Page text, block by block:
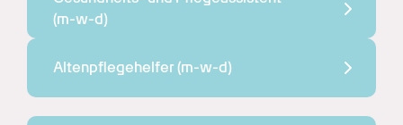
(m-w-d)
Altenpflegehelfer (m-w-d)